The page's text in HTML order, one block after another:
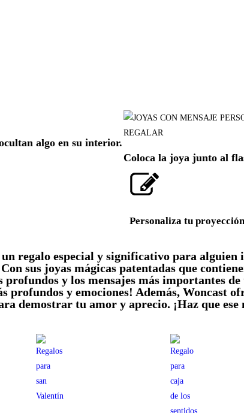
algo en su interior.
Coloca la joya junto al
Personaliza tu proyección
un regalo especial y significativo para
sus joyas mágicas patentadas que
profundos y los mensajes más importantes
profundos y emociones! Además, Woncast
demostrar tu amor y aprecio. ¡Haz que